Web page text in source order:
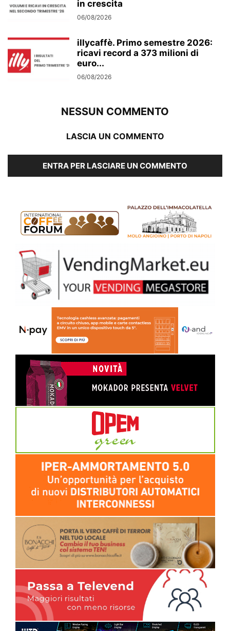
in crescita
06/08/2026
illycaffè. Primo semestre 2026:
ricavi record a 373 milioni di
euro...
06/08/2026
NESSUN COMMENTO
LASCIA UN COMMENTO
ENTRA PER LASCIARE UN COMMENTO